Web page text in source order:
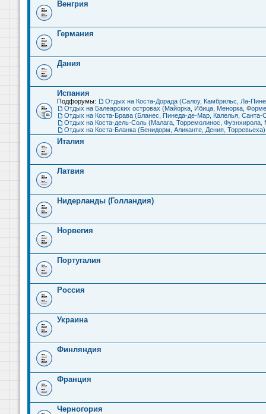
Венгрия
Германия
Дания
Испания
Подфорумы: Отдых на Коста-Дорада (Салоу, Камбрильс, Ла-
Отдых на Балеарских островах (Майорка, Ибица, Менорка,
Отдых на Коста-Брава (Бланес, Пинеда-де-Мар, Калелья, Санта-
Отдых на Коста-дель-Соль (Малага, Торремолинос, Фуэнхирола,
Отдых на Коста-Бланка (Бенидорм, Аликанте, Дения, Торревьеха)
Италия
Латвия
Нидерланды (Голландия)
Норвегия
Португалия
Россия
Украина
Финляндия
Франция
Черногория